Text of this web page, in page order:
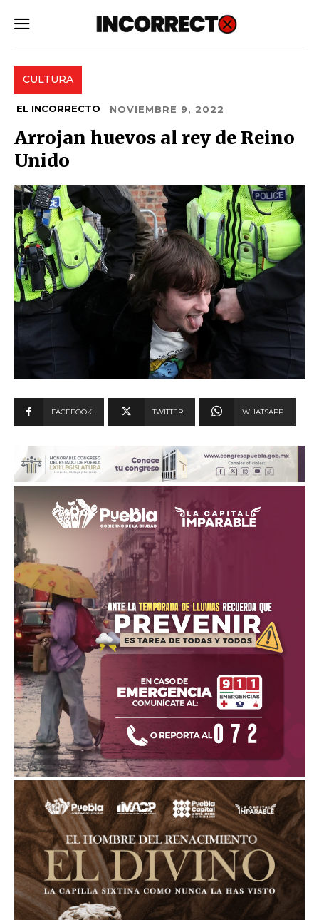
CULTURA
EL INCORRECTO NOVIEMBRE 9, 2022
Arrojan huevos al rey de Reino
Unido
FACEBOOK TWITTER WHATSAPP